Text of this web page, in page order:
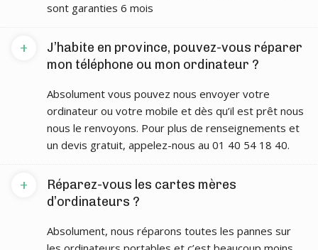
sont garanties 6 mois
J’habite en province, pouvez-vous réparer
mon téléphone ou mon ordinateur ?
+
Absolument vous pouvez nous envoyer votre
ordinateur ou votre mobile et dès qu’il est prêt nous
nous le renvoyons. Pour plus de renseignements et
un devis gratuit, appelez-nous au 01 40 54 18 40.
Réparez-vous les cartes mères
d’ordinateurs ?
+
Absolument, nous réparons toutes les pannes sur